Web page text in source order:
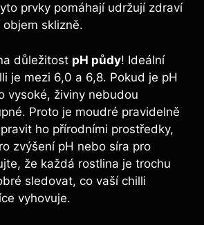
prvky pomáhají udržují zdraví
sklizně.
důležitost pH půdy! Ideální
je mezi 6,0 a 6,8. Pokud je pH
vysoké, živiny nebudou
Proto je moudré pravidelně
ho přírodními⁣ prostředky,
zvýšení pH ⁤nebo síra pro
že každá rostlina⁤ je trochu
sledovat, co ⁢vaší chilli​
vyhovuje.